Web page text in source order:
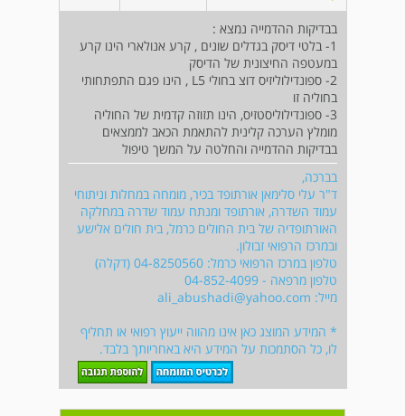
בבדיקות ההדמייה נמצא :
1- בלטי דיסק בגדלים שונים , קרע אנולארי הינו קרע
במעטפה החיצונית של הדיסק
2- ספונדילוליזיס דוצ בחולי L5 , הינו פגם התפתחותי
בחוליה זו
3- ספונדילוליסטזיס, הינו תזוזה קדמית של החוליה
מומלץ הערכה קלינית להתאמת הכאב לממצאים
בבדיקות ההדמייה והחלטה על המשך טיפול
בברכה,
ד"ר עלי סלימאן אורתופד בכיר, מומחה במחלות וניתוחי
עמוד השדרה, אורתופד ומנתח עמוד שדרה במחלקה
האורתופדיה של בית החולים כרמל, בית חולים אלישע
ובמרכז הרפואי זבולון.
טלפון במרכז הרפואי כרמל: 04-8250560 (דקלה)
טלפון מרפאה - 04-852-4099
מייל: ali_abushadi@yahoo.com
* המידע המוצג כאן אינו מהווה ייעוץ רפואי או תחליף
לו, כל הסתמכות על המידע היא באחריותך בלבד.